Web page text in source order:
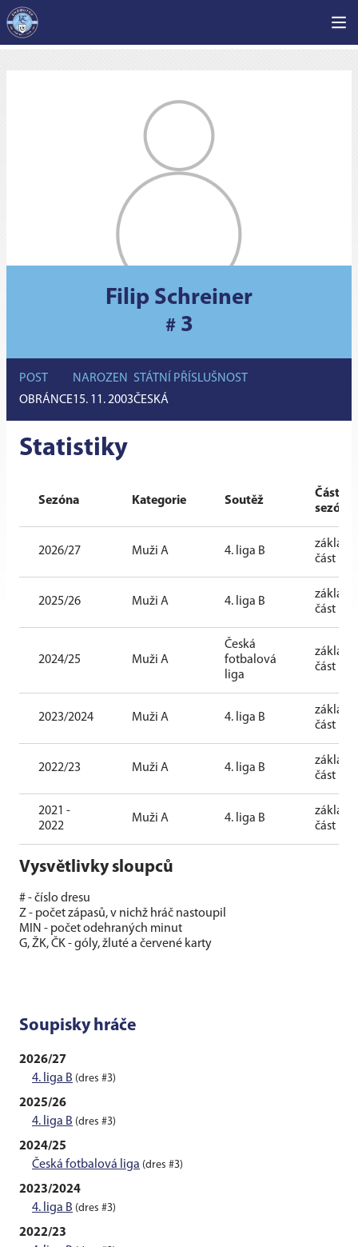
Filip Schreiner
# 3
POST
OBRÁNCE
NAROZEN
15. 11. 2003
STÁTNÍ PŘÍSLUŠNOST
ČESKÁ
Statistiky
Sezóna Kategorie Soutěž
Část
sezóny
2026/27 Muži A 4. liga B
část
2025/26 Muži A 4. liga B
část
2024/25 Muži A
Česká
fotbalová
liga
část
2023/2024 Muži A 4. liga B
část
2022/23 Muži A 4. liga B
část
2021 -
2022
Muži A 4. liga B
část
Vysvětlivky sloupců
# - číslo dresu
Z - počet zápasů, v nichž hráč nastoupil
MIN - počet odehraných minut
G, ŽK, ČK - góly, žluté a červené karty
Soupisky hráče
2026/27
4. liga B (dres #3)
2025/26
4. liga B (dres #3)
2024/25
Česká fotbalová liga (dres #3)
2023/2024
4. liga B (dres #3)
2022/23